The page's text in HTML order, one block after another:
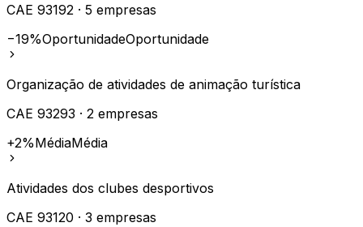
CAE 93192 · 5 empresas
−19%OportunidadeOportunidade
Organização de atividades de animação turística
CAE 93293 · 2 empresas
+2%MédiaMédia
Atividades dos clubes desportivos
CAE 93120 · 3 empresas